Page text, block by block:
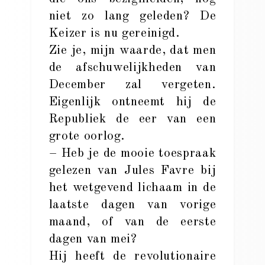
niet zo lang geleden? De
Keizer is nu gereinigd.
Zie je, mijn waarde, dat men
de afschuwelijkheden van
December zal vergeten.
Eigenlijk ontneemt hij de
Republiek de eer van een
grote oorlog.
– Heb je de mooie toespraak
gelezen van Jules Favre bij
het wetgevend lichaam in de
laatste dagen van vorige
maand, of van de eerste
dagen van mei?
Hij heeft de revolutionaire